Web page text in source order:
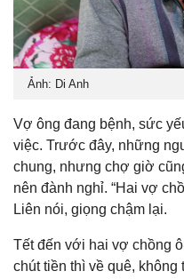
Ảnh: Di Anh
Vợ ông đang bệnh, sức
việc. Trước đây, những
chung, nhưng chợ giờ
nên đành nghỉ. “Hai vợ
Liên nói, giọng chậm lại.
Tết đến với hai vợ chồng
chút tiền thì về quê,